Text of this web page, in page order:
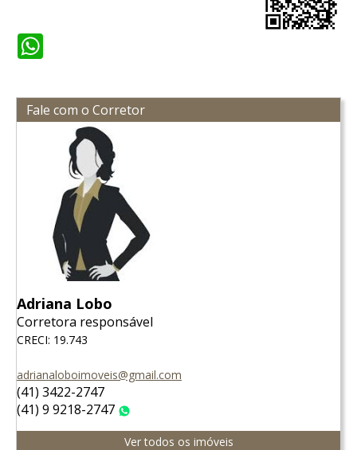
Fale com o Corretor
Adriana Lobo
Corretora responsável
CRECI: 19.743
adrianaloboimoveis@gmail.com
(41) 3422-2747
(41) 9 9218-2747
Ver todos os imóveis